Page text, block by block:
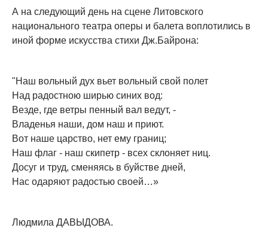
А на следующий день на сцене Литовского
национального театра оперы и балета воплотились в
иной форме искусства стихи Дж.Байрона:
"Наш вольный дух вьет вольный свой полет
Над радостною ширью синих вод:
Везде, где ветры пенный вал ведут, -
Владенья наши, дом наш и приют.
Вот наше царство, нет ему границ;
Наш флаг - наш скипетр - всех склоняет ниц.
Досуг и труд, сменяясь в буйстве дней,
Нас одаряют радостью своей…»
Людмила ДАВЫДОВА.